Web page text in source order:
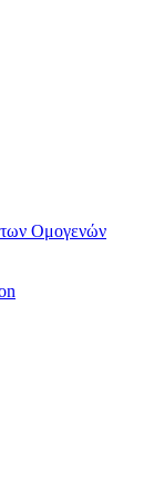
των Ομογενών